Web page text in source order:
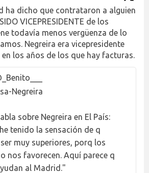
ha dicho que contrataron a alguien
VICEPRESIDENTE de los
todavía menos vergüenza de lo
Negreira era vicepresidente
en los años de los que hay facturas.
Negreira
sobre Negreira en El País:
tenido la sensación de q
muy superiores, porq los
nos favorecen. Aquí parece q
al Madrid."